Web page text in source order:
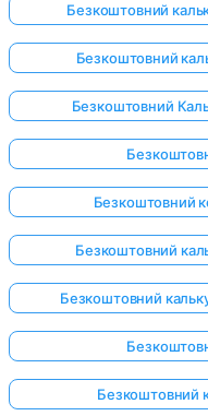
Безкоштовний
Безкоштовний
Безкоштовний
Безкоштовний
Безкоштовний
Безкоштовний
Безкоштовний